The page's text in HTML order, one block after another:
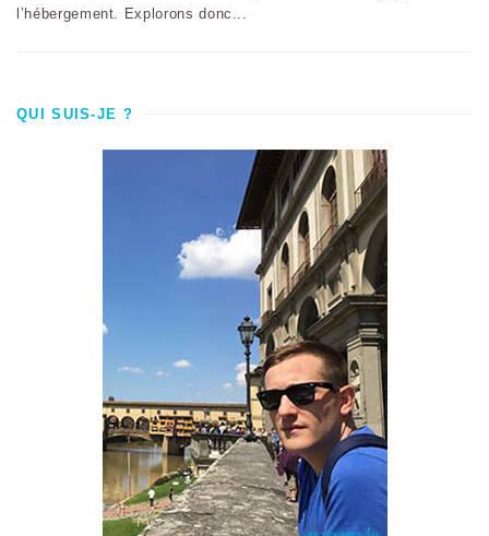
l’hébergement. Explorons donc...
QUI SUIS-JE ?